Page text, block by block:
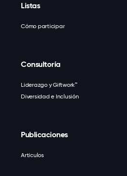
Listas
Cómo participar
Consultoría
Liderazgo y Giftwork™
Diversidad e Inclusión
Publicaciones
Artículos